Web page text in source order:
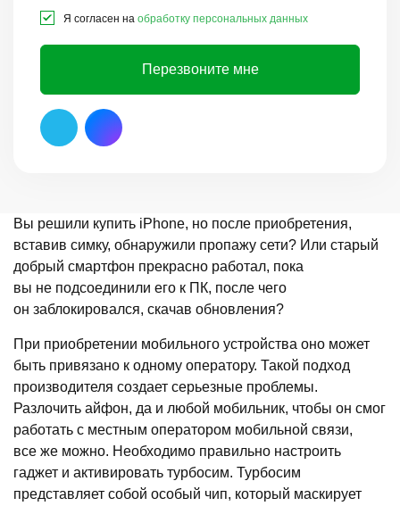
Я согласен на обработку персональных данных
Перезвоните мне
Вы решили купить iPhone, но после приобретения,
вставив симку, обнаружили пропажу сети? Или старый
добрый смартфон прекрасно работал, пока
вы не подсоединили его к ПК, после чего
он заблокировался, скачав обновления?
При приобретении мобильного устройства оно может
быть привязано к одному оператору. Такой подход
производителя создает серьезные проблемы.
Разлочить айфон, да и любой мобильник, чтобы он смог
работать с местным оператором мобильной связи,
все же можно. Необходимо правильно настроить
гаджет и активировать турбосим. Турбосим
представляет собой особый чип, который маскирует